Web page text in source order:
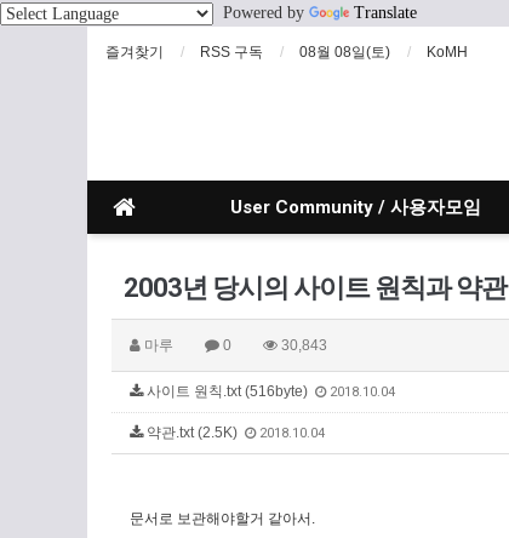
Powered by Translate
즐겨찾기 RSS 구독 08월 08일(토) KoMH
User Community / 사용자모임
2003년 당시의 사이트 원칙과 약관
마루 0 30,843
사이트 원칙.txt (516byte) 2018.10.04
약관.txt (2.5K) 2018.10.04
문서로 보관해야할거 같아서.